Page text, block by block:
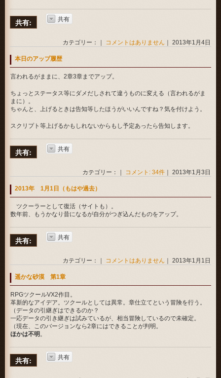
共有: 共有
カテゴリー：｜ コメントはありません ｜ 2013年1月4日
本日のアップ履歴
言われるがままに、2章3章までアップ。
ちょっとステータス等にダメだしされて違うものに変える（言われるがま
まに）。
ちゃんと、上げるときは告知等したほうがいいんですね？気を付けよう。
スクリプト等上げるかもしれないからもし予定あったら告知します。
共有: 共有
カテゴリー：｜ コメント: 34件｜ 2013年1月3日
2013年 1月1日（もはや過去）
ツクーラーとして復活（サイトも）。
数年前、もうかなり昔になるが自分がつぎ込んだものをアップ。
共有: 共有
カテゴリー：｜ コメントはありません ｜ 2013年1月1日
遥かな砂漠 第1章
RPGツクールVX2作目。
革新的なアイデア。ツクールとしては異常。章仕立てという冒険を行う。
（データの引継ぎはできるのか？
一応データの引き継ぎは試みているが、相当冒険しているので未確定。
（現在、このバージョンなら2章にはできることが判明。
ほかは不明 。
共有: 共有